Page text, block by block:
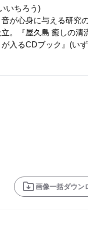
いちろう)
が心身に与える研究
。『屋久島 癒しの
入るCDブック』(い
画像一括ダウン